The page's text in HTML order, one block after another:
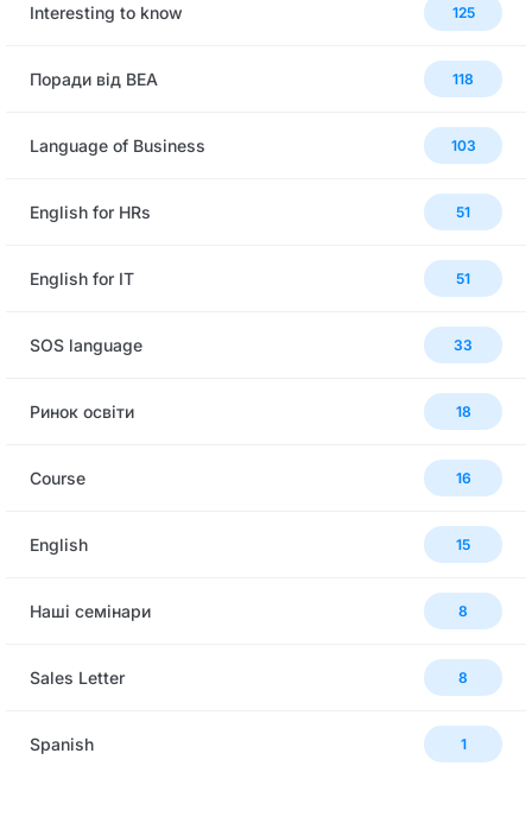
Interesting to know 125
Поради від BEA 118
Language of Business 103
English for HRs 51
English for IT 51
SOS language 33
Ринок освіти 18
Сourse 16
English 15
Наші семінари 8
Sales Letter 8
Spanish 1